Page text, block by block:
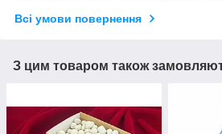
Всі умови повернення
З цим товаром також